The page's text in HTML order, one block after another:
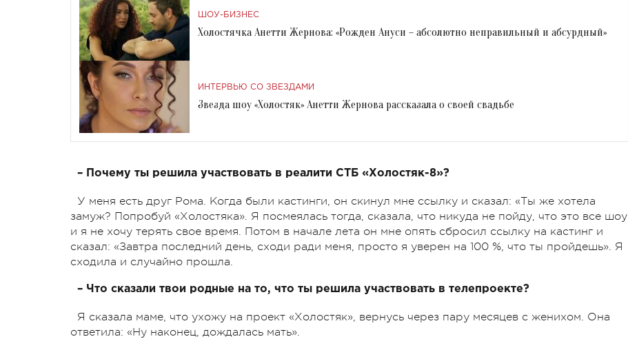
ШОУ-БИЗНЕС
Холостячка Анетти Жернова: «Рожден Ануси – абсолютно неправильный и абсурдный»
ИНТЕРВЬЮ СО ЗВЕЗДАМИ
Звезда шоу «Холостяк» Анетти Жернова рассказала о своей свадьбе
– Почему ты решила участвовать в реалити СТБ «Холостяк-8»?
У меня есть друг Рома. Когда были кастинги, он скинул мне ссылку и сказал: «Ты же хотела
замуж? Попробуй «Холостяка». Я посмеялась тогда, сказала, что никуда не пойду, что это все шоу
и я не хочу терять свое время. Потом в начале лета он мне опять сбросил ссылку на кастинг и
сказал: «Завтра последний день, сходи ради меня, просто я уверен на 100 %, что ты пройдешь». Я
сходила и случайно прошла.
– Что сказали твои родные на то, что ты решила участвовать в телепроекте?
Я сказала маме, что ухожу на проект «Холостяк», вернусь через пару месяцев с женихом. Она
ответила: «Ну наконец, дождалась мать».